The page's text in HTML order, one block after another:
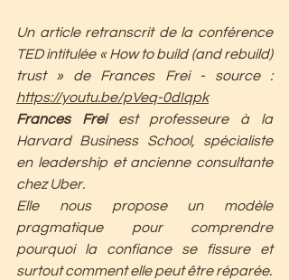
Un article retranscrit de la conférence
TED intitulée « How to build (and rebuild)
trust » de Frances Frei - source :
https://youtu.be/pVeq-0dIqpk
Frances Frei est professeure à la
Harvard Business School, spécialiste
en leadership et ancienne consultante
chez Uber.
Elle nous propose un modèle
pragmatique pour comprendre
pourquoi la confiance se fissure et
surtout comment elle peut être réparée.